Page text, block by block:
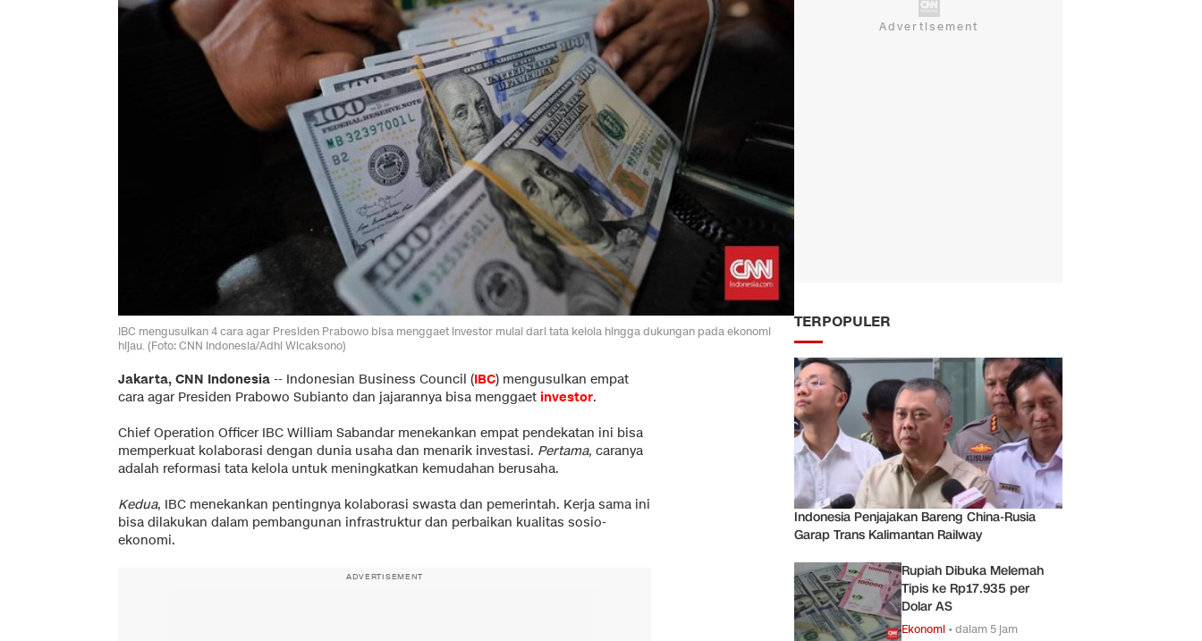
IBC mengusulkan 4 cara agar Presiden Prabowo bisa menggaet investor mulai dari tata kelola hingga dukungan pada ekonomi
hijau. (Foto: CNN Indonesia/Adhi Wicaksono)
Jakarta, CNN Indonesia -- Indonesian Business Council (IBC) mengusulkan empat
cara agar Presiden Prabowo Subianto dan jajarannya bisa menggaet investor.
Chief Operation Officer IBC William Sabandar menekankan empat pendekatan ini bisa
memperkuat kolaborasi dengan dunia usaha dan menarik investasi. Pertama, caranya
adalah reformasi tata kelola untuk meningkatkan kemudahan berusaha.
Kedua, IBC menekankan pentingnya kolaborasi swasta dan pemerintah. Kerja sama ini
bisa dilakukan dalam pembangunan infrastruktur dan perbaikan kualitas sosio-
ekonomi.
ADVERTISEMENT
TERPOPULER
Indonesia Penjajakan Bareng China-Rusia
Garap Trans Kalimantan Railway
Rupiah Dibuka Melemah
Tipis ke Rp17.935 per
Dolar AS
Ekonomi •dalam 5 jam